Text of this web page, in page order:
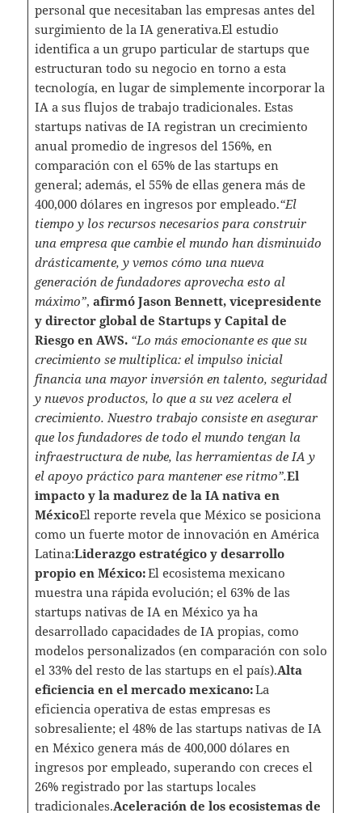
personal que necesitaban las empresas antes del
surgimiento de la IA generativa.El estudio
identifica a un grupo particular de startups que
estructuran todo su negocio en torno a esta
tecnología, en lugar de simplemente incorporar la
IA a sus flujos de trabajo tradicionales. Estas
startups nativas de IA registran un crecimiento
anual promedio de ingresos del 156%, en
comparación con el 65% de las startups en
general; además, el 55% de ellas genera más de
400,000 dólares en ingresos por empleado.“El
tiempo y los recursos necesarios para construir
una empresa que cambie el mundo han disminuido
drásticamente, y vemos cómo una nueva
generación de fundadores aprovecha esto al
máximo”, afirmó Jason Bennett, vicepresidente
y director global de Startups y Capital de
Riesgo en AWS. “Lo más emocionante es que su
crecimiento se multiplica: el impulso inicial
financia una mayor inversión en talento, seguridad
y nuevos productos, lo que a su vez acelera el
crecimiento. Nuestro trabajo consiste en asegurar
que los fundadores de todo el mundo tengan la
infraestructura de nube, las herramientas de IA y
el apoyo práctico para mantener ese ritmo”.El
impacto y la madurez de la IA nativa en
MéxicoEl reporte revela que México se posiciona
como un fuerte motor de innovación en América
Latina:Liderazgo estratégico y desarrollo
propio en México:El ecosistema mexicano
muestra una rápida evolución; el 63% de las
startups nativas de IA en México ya ha
desarrollado capacidades de IA propias, como
modelos personalizados (en comparación con solo
el 33% del resto de las startups en el país).Alta
eficiencia en el mercado mexicano:La
eficiencia operativa de estas empresas es
sobresaliente; el 48% de las startups nativas de IA
en México genera más de 400,000 dólares en
ingresos por empleado, superando con creces el
26% registrado por las startups locales
tradicionales.Aceleración de los ecosistemas de